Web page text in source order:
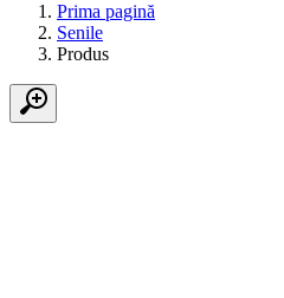
Prima pagină
Senile
Produs